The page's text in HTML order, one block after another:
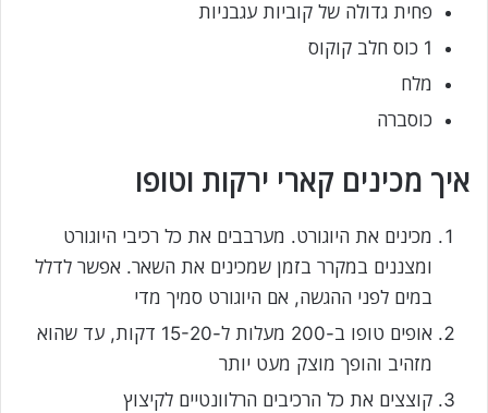
פחית גדולה של קוביות עגבניות
1 כוס חלב קוקוס
מלח
כוסברה
איך מכינים קארי ירקות וטופו
מכינים את היוגורט. מערבבים את כל רכיבי היוגורט
ומצננים במקרר בזמן שמכינים את השאר. אפשר לדלל
במים לפני ההגשה, אם היוגורט סמיך מדי
אופים טופו ב-200 מעלות ל-15-20 דקות, עד שהוא
מזהיב והופך מוצק מעט יותר
קוצצים את כל הרכיבים הרלוונטיים לקיצוץ